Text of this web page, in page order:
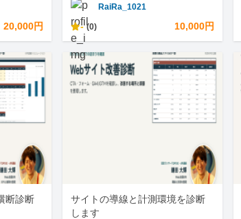
20,000円
RaiRa_1021
- (0) 10,000円
断診断
サイトの導線と計測環境を診断
します